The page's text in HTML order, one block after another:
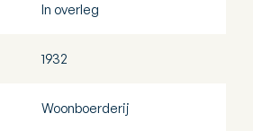
In overleg
1932
Woonboerderij